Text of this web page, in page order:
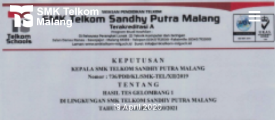
19 April 2020